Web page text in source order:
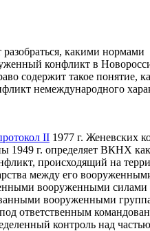
разобраться, какими нормами
конфликт в
содержит такое понятие,
немеждународного
II 1977 г. Женевских
1949 г. определяет ВКНХ как
происходящий на
между его
вооруженными силами
вооруженными
ответственным
контроль над